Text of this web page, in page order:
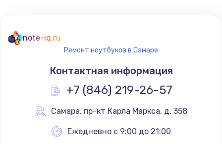
note-iq.ru
Ремонт ноутбуков в Самаре
Контактная информация
+7 (846) 219-26-57
Самара, пр-кт Карла Маркса, д. 358
Ежедневно с 9:00 до 21:00